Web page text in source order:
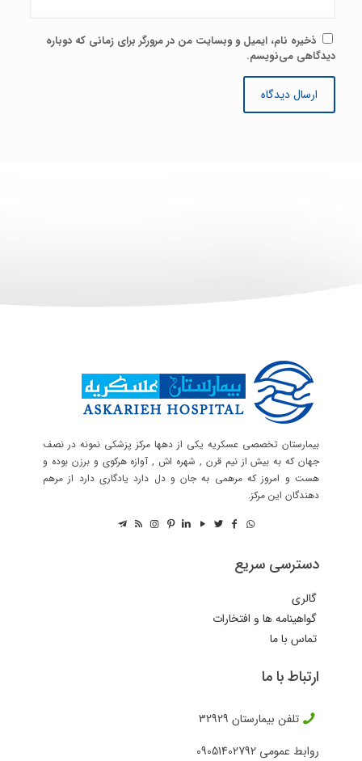
ذخیره نام، ایمیل و وبسایت من در مرورگر برای زمانی که دوباره
دیدگاهی می‌نویسم.
بیمارستان تخصصی عسکریه یکی از دهها مرکز پزشکی نمونه در نصف
جهان که به بیش از نیم قرن , شهره اش , آوازه هرکوی و برزن بوده و
هست و امروز که مرهمی به جان و دل دارد یادگاری دارد از مرهم
دهندگان این مرکز.
دسترسی سریع
گالری
گواهینامه ها و افتخارات
تماس با ما
ارتباط با ما
تلفن بیمارستان 32929
روابط عمومی 09051402792